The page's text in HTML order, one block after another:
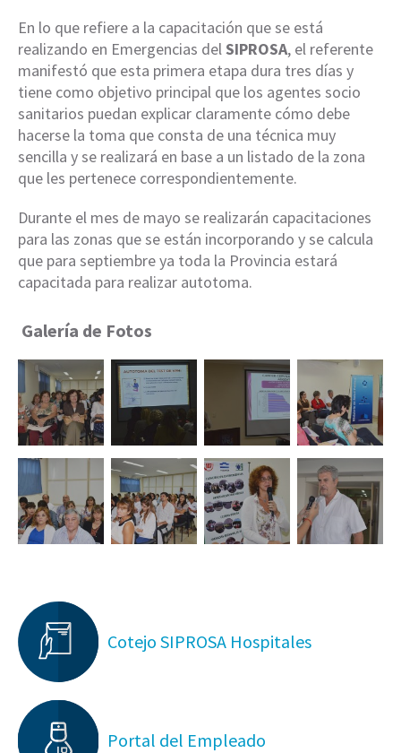
En lo que refiere a la capacitación que se está
realizando en Emergencias delSIPROSA, el referente
manifestó que esta primera etapa dura tres días y
tiene como objetivo principal que los agentes socio
sanitarios puedan explicar claramente cómo debe
hacerse la toma que consta de una técnica muy
sencilla y se realizará en base a un listado de la zona
que les pertenece correspondientemente.
Durante el mes de mayo se realizarán capacitaciones
para las zonas que se están incorporando y se calcula
que para septiembre ya toda la Provincia estará
capacitada para realizar autotoma.
Galería de Fotos
Cotejo SIPROSA Hospitales
Portal del Empleado